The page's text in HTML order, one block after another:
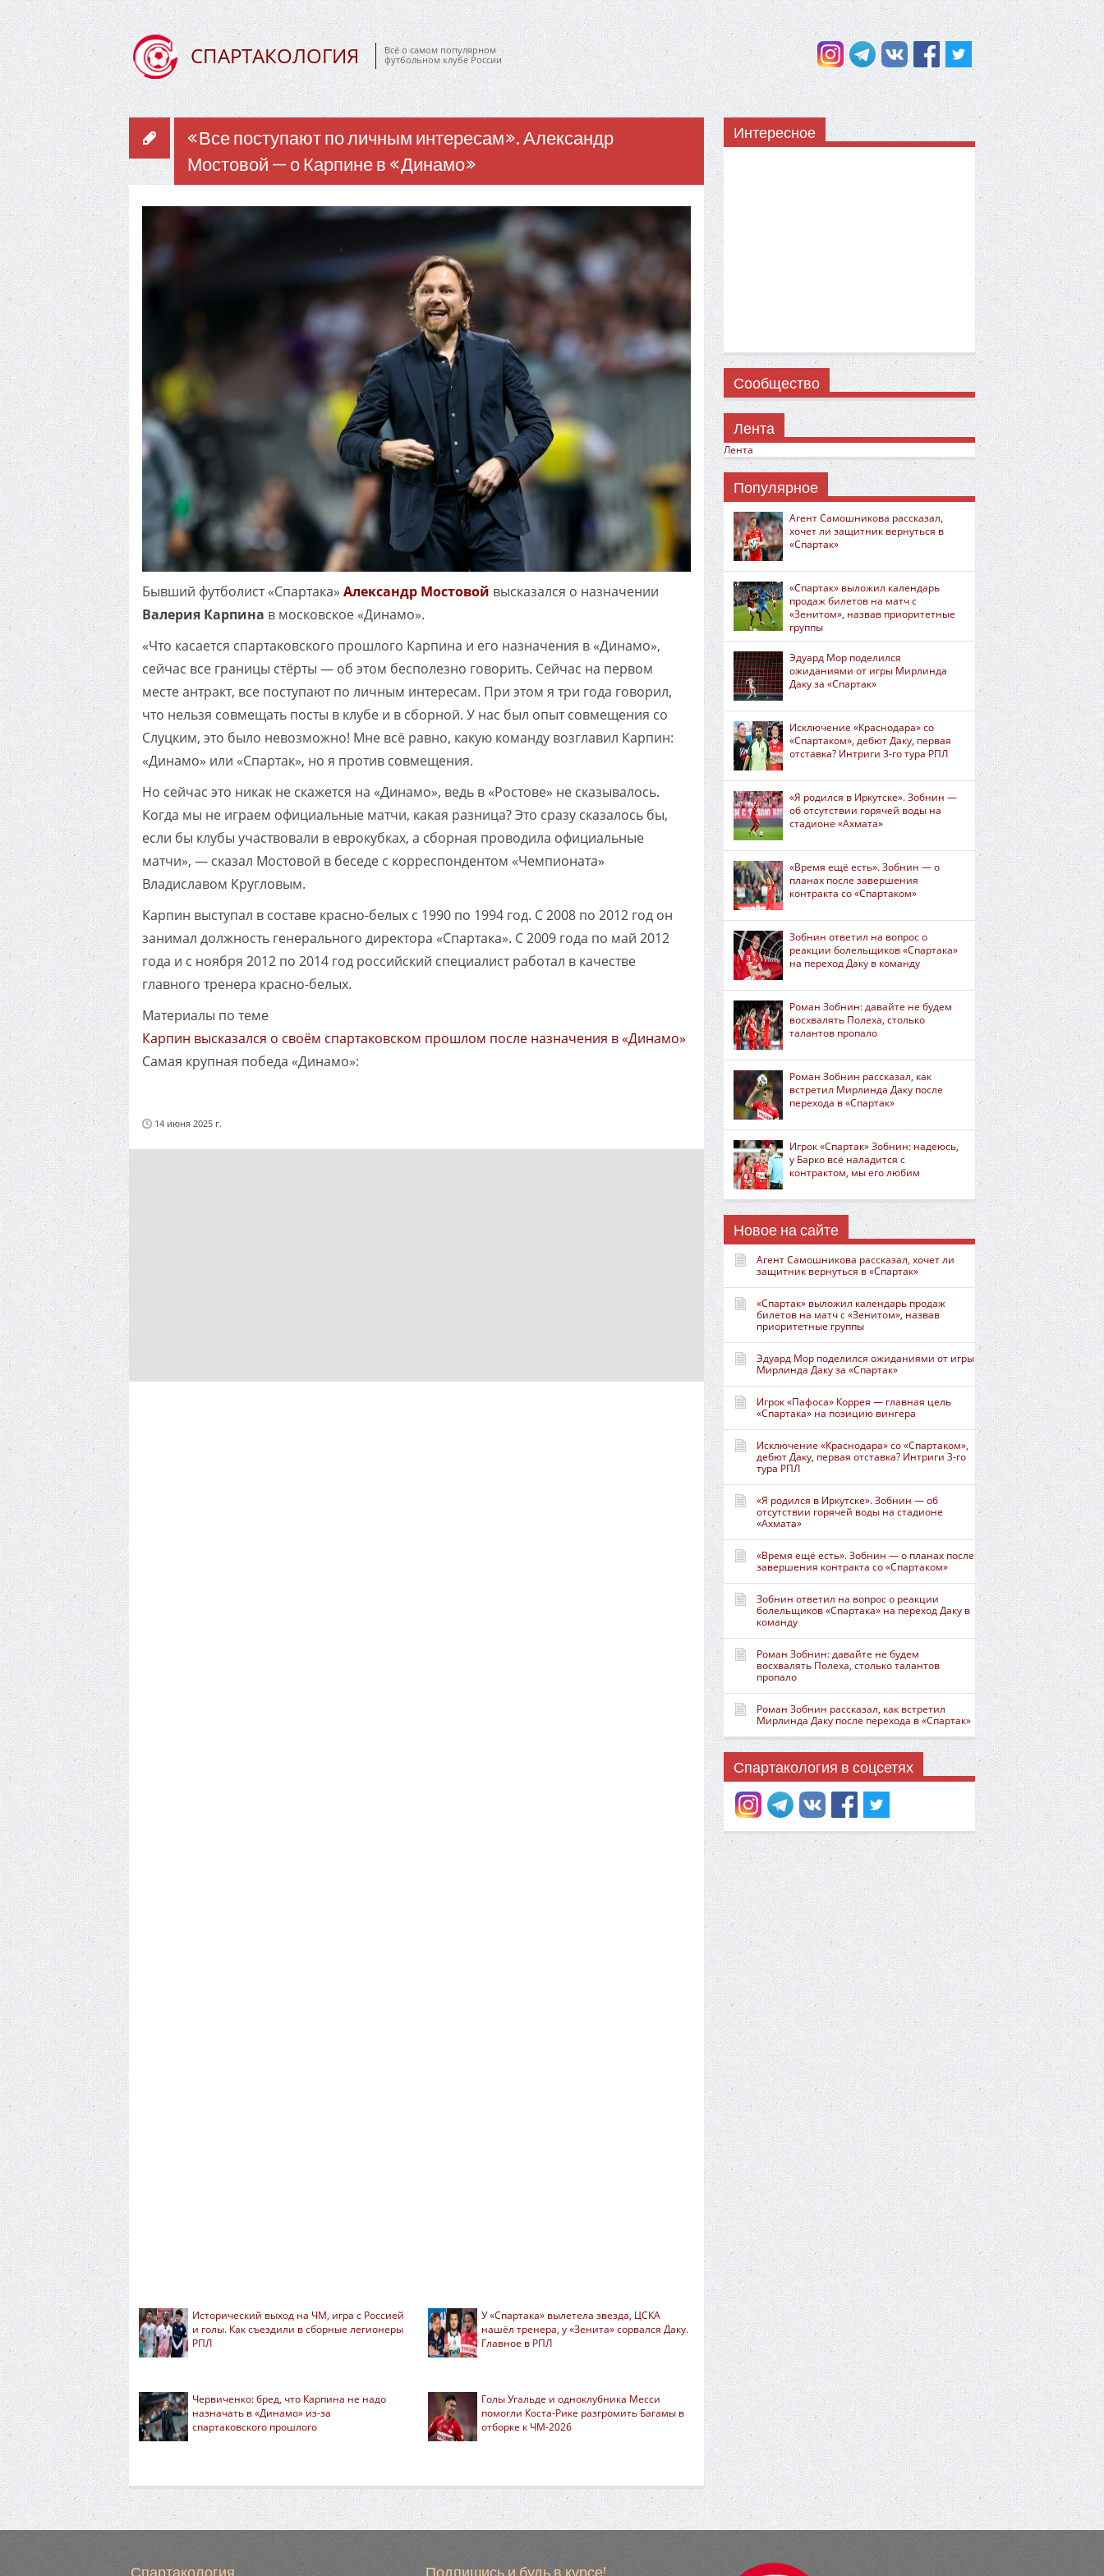
СПАРТАКОЛОГИЯ
Всё о самом популярном
футбольном клубе России
«Все поступают по личным интересам». Александр
Мостовой — о Карпине в «Динамо»
Бывший футболист «Спартака» Александр Мостовой высказался о назначении
Валерия Карпина в московское «Динамо».
«Что касается спартаковского прошлого Карпина и его назначения в «Динамо»,
сейчас все границы стёрты — об этом бесполезно говорить. Сейчас на первом
месте антракт, все поступают по личным интересам. При этом я три года говорил,
что нельзя совмещать посты в клубе и в сборной. У нас был опыт совмещения со
Слуцким, это было невозможно! Мне всё равно, какую команду возглавил Карпин:
«Динамо» или «Спартак», но я против совмещения.
Но сейчас это никак не скажется на «Динамо», ведь в «Ростове» не сказывалось.
Когда мы не играем официальные матчи, какая разница? Это сразу сказалось бы,
если бы клубы участвовали в еврокубках, а сборная проводила официальные
матчи», — сказал Мостовой в беседе с корреспондентом «Чемпионата»
Владиславом Кругловым.
Карпин выступал в составе красно-белых с 1990 по 1994 год. С 2008 по 2012 год он
занимал должность генерального директора «Спартака». С 2009 года по май 2012
года и с ноября 2012 по 2014 год российский специалист работал в качестве
главного тренера красно-белых.
Материалы по теме
Карпин высказался о своём спартаковском прошлом после назначения в «Динамо»
Самая крупная победа «Динамо»:
14 июня 2025 г.
Исторический выход на ЧМ, игра с Россией
и голы. Как съездили в сборные легионеры
РПЛ
У «Спартака» вылетела звезда, ЦСКА
нашёл тренера, у «Зенита» сорвался Даку.
Главное в РПЛ
Червиченко: бред, что Карпина не надо
назначать в «Динамо» из-за
спартаковского прошлого
Голы Угальде и одноклубника Месси
помогли Коста-Рике разгромить Багамы в
отборке к ЧМ-2026
Интересное
Сообщество
Лента
Лента
Популярное
Агент Самошникова рассказал,
хочет ли защитник вернуться в
«Спартак»
«Спартак» выложил календарь
продаж билетов на матч с
«Зенитом», назвав приоритетные
группы
Эдуард Мор поделился
ожиданиями от игры Мирлинда
Даку за «Спартак»
Исключение «Краснодара» со
«Спартаком», дебют Даку, первая
отставка? Интриги 3-го тура РПЛ
«Я родился в Иркутске». Зобнин —
об отсутствии горячей воды на
стадионе «Ахмата»
«Время ещё есть». Зобнин — о
планах после завершения
контракта со «Спартаком»
Зобнин ответил на вопрос о
реакции болельщиков «Спартака»
на переход Даку в команду
Роман Зобнин: давайте не будем
восхвалять Полеха, столько
талантов пропало
Роман Зобнин рассказал, как
встретил Мирлинда Даку после
перехода в «Спартак»
Игрок «Спартак» Зобнин: надеюсь,
у Барко всё наладится с
контрактом, мы его любим
Новое на сайте
Агент Самошникова рассказал, хочет ли
защитник вернуться в «Спартак»
«Спартак» выложил календарь продаж
билетов на матч с «Зенитом», назвав
приоритетные группы
Эдуард Мор поделился ожиданиями от игры
Мирлинда Даку за «Спартак»
Игрок «Пафоса» Коррея — главная цель
«Спартака» на позицию вингера
Исключение «Краснодара» со «Спартаком»,
дебют Даку, первая отставка? Интриги 3-го
тура РПЛ
«Я родился в Иркутске». Зобнин — об
отсутствии горячей воды на стадионе
«Ахмата»
«Время ещё есть». Зобнин — о планах после
завершения контракта со «Спартаком»
Зобнин ответил на вопрос о реакции
болельщиков «Спартака» на переход Даку в
команду
Роман Зобнин: давайте не будем
восхвалять Полеха, столько талантов
пропало
Роман Зобнин рассказал, как встретил
Мирлинда Даку после перехода в «Спартак»
Спартакология в соцсетях